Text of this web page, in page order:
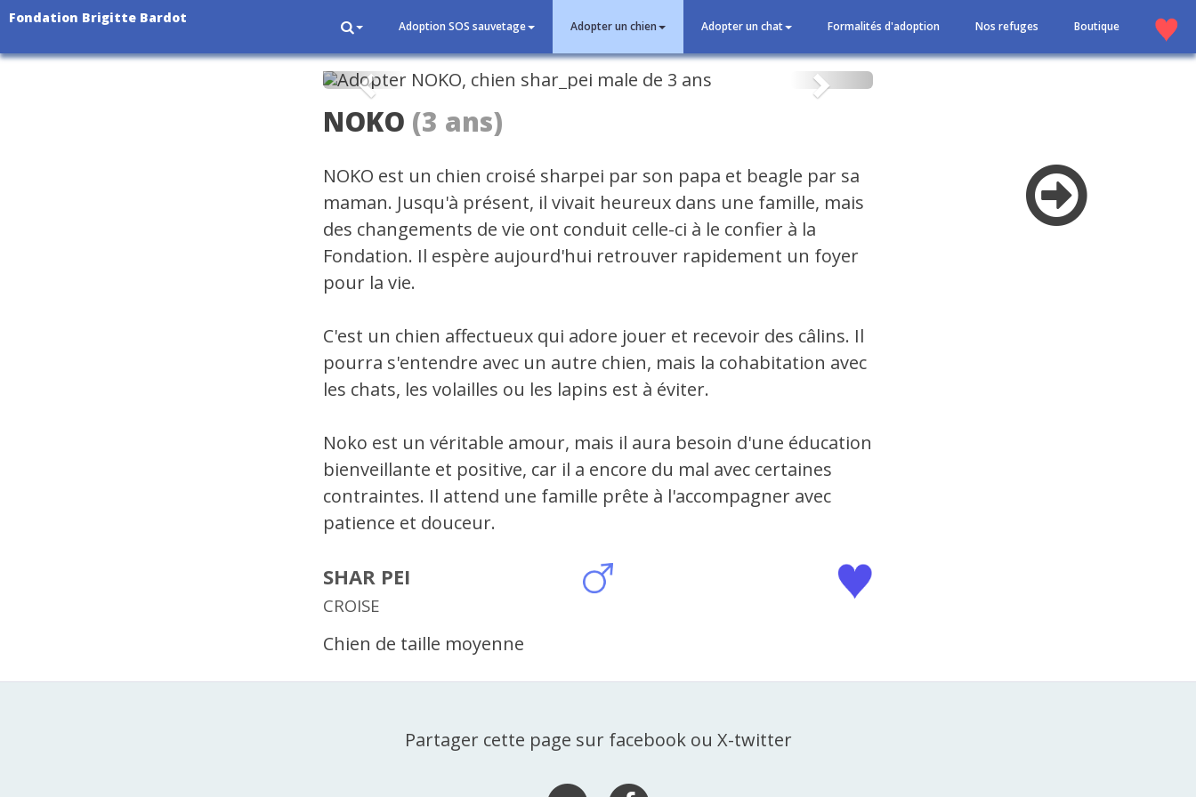
Fondation Brigitte Bardot
Adoption SOS sauvetage Adopter un chien Adopter un chat Formalités d'adoption Nos refuges Boutique
Précédent Suivant
NOKO (3 ans)
NOKO est un chien croisé sharpei par son papa et beagle par sa
maman. Jusqu'à présent, il vivait heureux dans une famille, mais
des changements de vie ont conduit celle-ci à le confier à la
Fondation. Il espère aujourd'hui retrouver rapidement un foyer
pour la vie.
C'est un chien affectueux qui adore jouer et recevoir des câlins. Il
pourra s'entendre avec un autre chien, mais la cohabitation avec
les chats, les volailles ou les lapins est à éviter.
Noko est un véritable amour, mais il aura besoin d'une éducation
bienveillante et positive, car il a encore du mal avec certaines
contraintes. Il attend une famille prête à l'accompagner avec
patience et douceur.
SHAR PEI
CROISE
Chien de taille moyenne
Partager cette page sur facebook ou X-twitter